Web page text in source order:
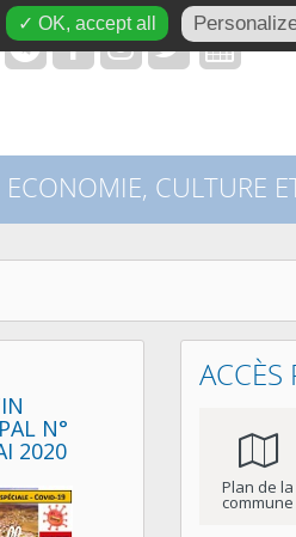
ECONOMIE, CULTURE
N°
2020
ACCÈS
Plan de la
commune
✓ OK, accept all